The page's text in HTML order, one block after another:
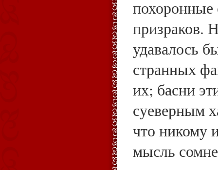
призраков.
удавалось
странных
их; басни
суеверным
что никому
мысль